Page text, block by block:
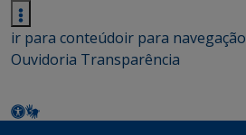
ir para conteúdoir para navegação
Ouvidoria Transparência